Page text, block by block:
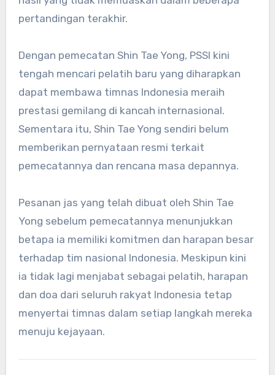
pertandingan terakhir.
Dengan pemecatan Shin Tae Yong, PSSI kini
tengah mencari pelatih baru yang diharapkan
dapat membawa timnas Indonesia meraih
prestasi gemilang di kancah internasional.
Sementara itu, Shin Tae Yong sendiri belum
memberikan pernyataan resmi terkait
pemecatannya dan rencana masa depannya.
Pesanan jas yang telah dibuat oleh Shin Tae
Yong sebelum pemecatannya menunjukkan
betapa ia memiliki komitmen dan harapan besar
terhadap tim nasional Indonesia. Meskipun kini
ia tidak lagi menjabat sebagai pelatih, harapan
dan doa dari seluruh rakyat Indonesia tetap
menyertai timnas dalam setiap langkah mereka
menuju kejayaan.